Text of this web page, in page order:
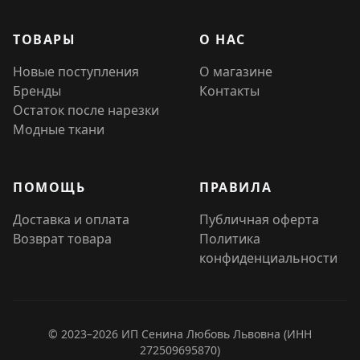
ТОВАРЫ
Новые поступления
Бренды
Остаток после нарезки
Модные ткани
О НАС
О магазине
Контакты
ПОМОЩЬ
Доставка и оплата
Возврат товара
ПРАВИЛА
Публичная оферта
Политика
конфиденциальности
© 2023–2026 ИП Сенина Любовь Львовна (ИНН
272509695870)